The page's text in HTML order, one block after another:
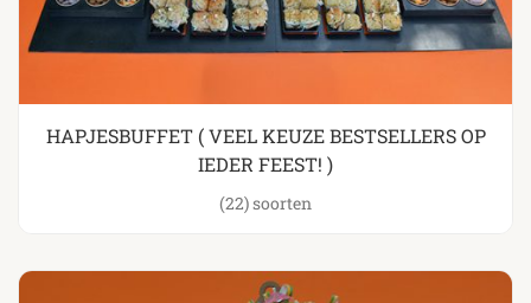
HAPJESBUFFET ( VEEL KEUZE BESTSELLERS OP
IEDER FEEST! )
(22)